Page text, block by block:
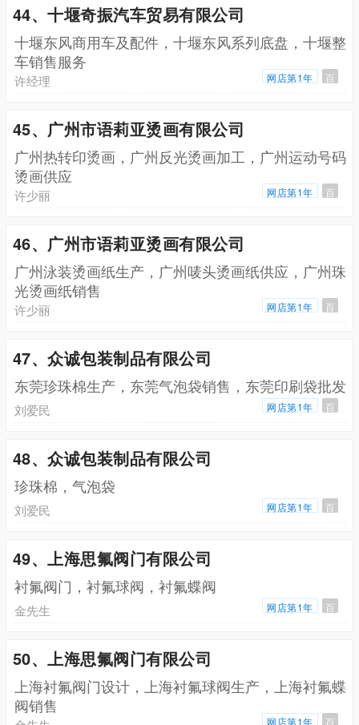
44、十堰奇振汽车贸易有限公司
十堰东风商用车及配件，十堰东风系列底盘，十堰整
车销售服务
许经理 网店第1年 百
45、广州市语莉亚烫画有限公司
广州热转印烫画，广州反光烫画加工，广州运动号码
烫画供应
许少丽 网店第1年 百
46、广州市语莉亚烫画有限公司
广州泳装烫画纸生产，广州唛头烫画纸供应，广州珠
光烫画纸销售
许少丽 网店第1年 百
47、众诚包装制品有限公司
东莞珍珠棉生产，东莞气泡袋销售，东莞印刷袋批发
刘爱民 网店第1年 百
48、众诚包装制品有限公司
珍珠棉，气泡袋
刘爱民 网店第1年 百
49、上海思氟阀门有限公司
衬氟阀门，衬氟球阀，衬氟蝶阀
金先生 网店第1年 百
50、上海思氟阀门有限公司
上海衬氟阀门设计，上海衬氟球阀生产，上海衬氟蝶
阀销售
网店第1年 百